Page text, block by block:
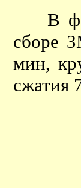
В
сборе
мин,
сжатия